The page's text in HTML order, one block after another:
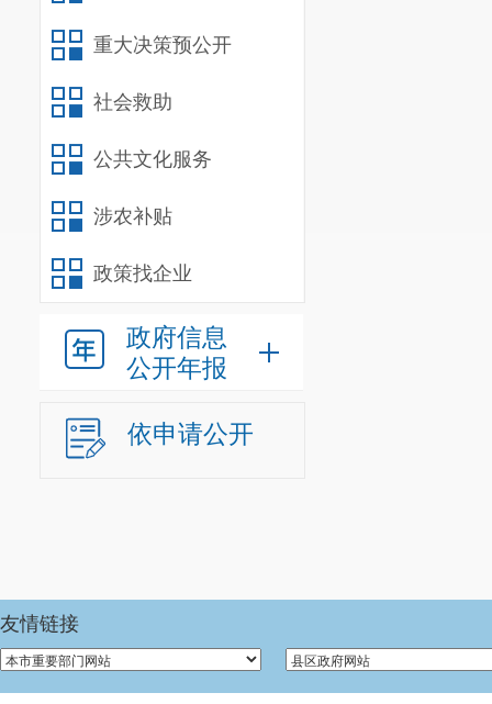
重大决策预公开
社会救助
公共文化服务
涉农补贴
政策找企业
政府信息
公开年报
依申请公开
友情链接